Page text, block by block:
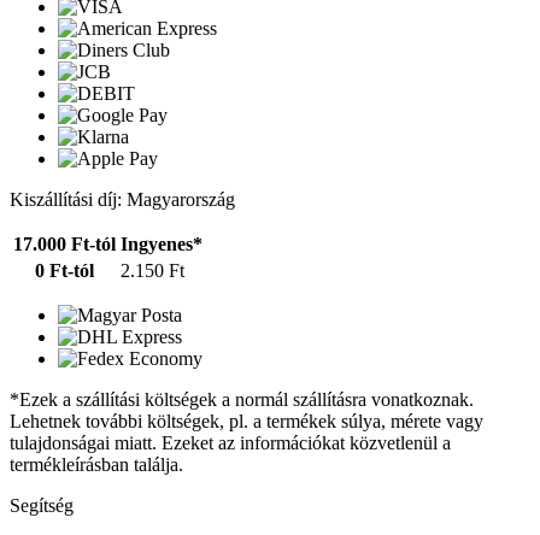
Kiszállítási díj: Magyarország
17.000 Ft-tól Ingyenes*
0 Ft-tól
2.150 Ft
*Ezek a szállítási költségek a normál szállításra vonatkoznak.
Lehetnek további költségek, pl. a termékek súlya, mérete vagy
tulajdonságai miatt. Ezeket az információkat közvetlenül a
termékleírásban találja.
Segítség